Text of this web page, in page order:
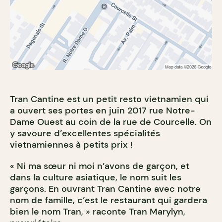
Tran Cantine est un petit resto vietnamien qui
a ouvert ses portes en juin 2017 rue Notre-
Dame Ouest au coin de la rue de Courcelle. On
y savoure d’excellentes spécialités
vietnamiennes à petits prix !
« Ni ma sœur ni moi n’avons de garçon, et
dans la culture asiatique, le nom suit les
garçons. En ouvrant Tran Cantine avec notre
nom de famille, c’est le restaurant qui gardera
bien le nom Tran, » raconte Tran Marylyn,